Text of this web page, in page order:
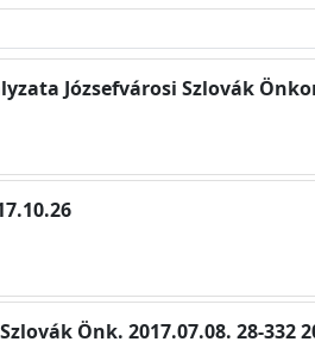
Józsefvárosi Szlovák
Önk. 2017.07.08. 28-332